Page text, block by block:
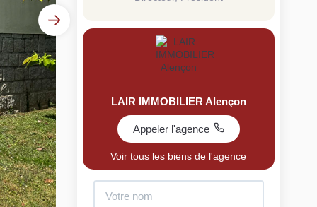
votre bien en ligne.
et gratuit, recevez votre estimation en
clics.
LAIR IMMOBILIER Alençon
Appeler l'agence
Voir tous les biens de l'agence